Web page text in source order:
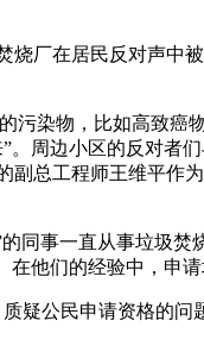
厂在居民反对声中
染物，比如高致
周边小区的反对者
总工程师王维平作
同事一直从事垃圾
他们的经验中，申
疑公民申请资格的